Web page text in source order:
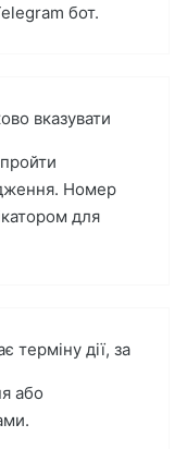
бот.
вказувати
Номер
для
терміну дії, за
або